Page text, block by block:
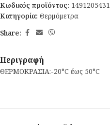
Κωδικός προϊόντος: 1491205431
Κατηγορία: Θερμόμετρα
Share:
Περιγραφή
ΘΕΡΜΟΚΡΑΣΙΑ:-20°C έως 50°C